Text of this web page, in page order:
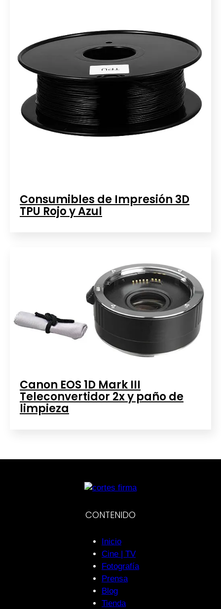
Consumibles de Impresión 3D
TPU Rojo y Azul
Canon EOS 1D Mark III
Teleconvertidor 2x y paño de
limpieza
CONTENIDO
Inicio
Cine | TV
Fotografía
Prensa
Blog
Tienda